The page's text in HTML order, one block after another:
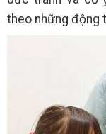
theo những động